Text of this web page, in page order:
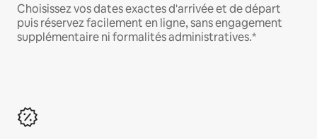
Choisissez vos dates exactes d'arrivée et de départ
puis réservez facilement en ligne, sans engagement
supplémentaire ni formalités administratives.*